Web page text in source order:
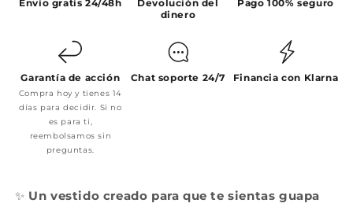
Envío gratis 24/48h
Devolución del
dinero
Pago 100% seguro
Garantía de acción
Compra hoy y tienes 14
días para decidir. Si no
es para ti,
reembolsamos sin
preguntas.
Chat soporte 24/7 Financia con Klarna
✨ Un vestido creado para que te sientas guapa